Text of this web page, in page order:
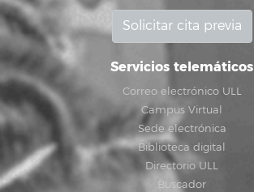
Solicitar cita previa
Servicios telemáticos
Correo electrónico ULL
Campus Virtual
Sede electrónica
Biblioteca digital
Directorio ULL
Buscador